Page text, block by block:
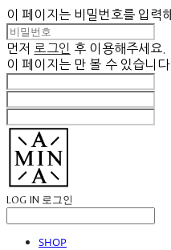
이 페이지는 비밀번호를 입력
먼저 로그인 후 이용해주세요.
이 페이지는 만 볼 수 있습니다.
LOG IN 로그인
SHOP